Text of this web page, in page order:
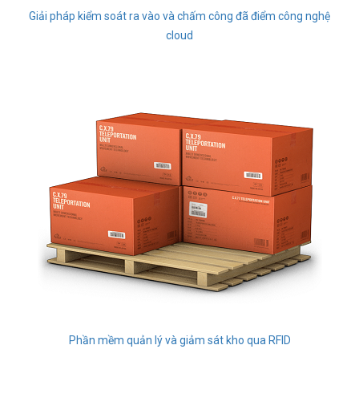
Giải pháp kiểm soát ra vào và chấm công đã điểm công nghệ
cloud
Phần mềm quản lý và giảm sát kho qua RFID